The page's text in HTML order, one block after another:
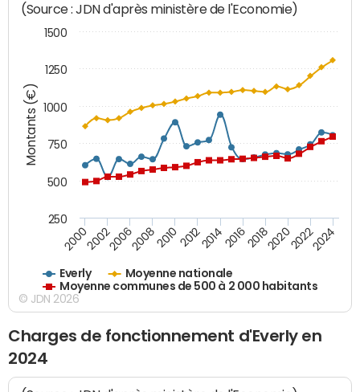
Montants (€)
(Source : JDN d'après ministère de l'Economie)
Everly
Moyenne nationale
Moyenne communes de 500 à 2 000 habitants
200020022006200820102012201420162018202020222024
250
500
750
1000
1250
1500
© JDN 2026
Charges de fonctionnement d'Everly en
2024